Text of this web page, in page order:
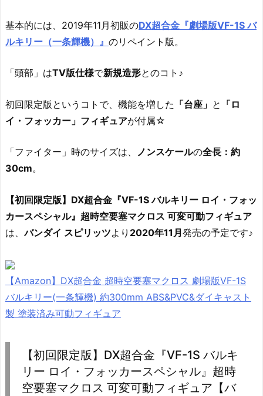
基本的には、2019年11月初販のDX超合金『劇場版VF-1S バ
ルキリー（一条輝機）』 のリペイント版。
「頭部」はTV版仕様で新規造形とのコト♪
初回限定版というコトで、機能を増した 「台座」 と 「ロ
イ・フォッカー」フィギュアが付属☆
「ファイター」時のサイズは、 ノンスケールの全長：約
30cm。
【初回限定版】DX超合金『VF-1S バルキリー ロイ・フォッ
カースペシャル』超時空要塞マクロス 可変可動フィギュア
は、バンダイ スピリッツより 2020年11月発売の予定です♪
【Amazon】DX超合金 超時空要塞マクロス 劇場版VF-1S
バルキリー(一条輝機) 約300mm ABS&PVC&ダイキャスト
製 塗装済み可動フィギュア
【初回限定版】DX超合金『VF-1S バルキ
リー ロイ・フォッカースペシャル』超時
空要塞マクロス 可変可動フィギュア【バ